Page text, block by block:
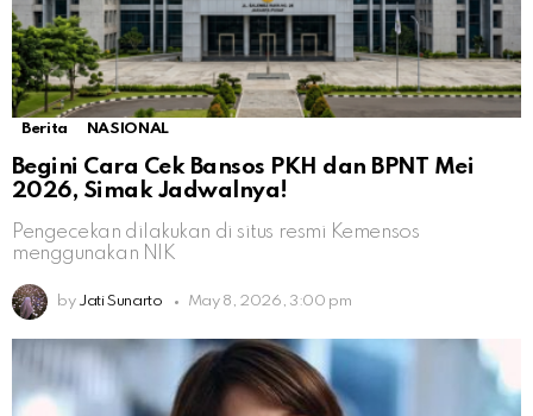
Berita NASIONAL
Begini Cara Cek Bansos PKH dan BPNT Mei
2026, Simak Jadwalnya!
Pengecekan dilakukan di situs resmi Kemensos
menggunakan NIK
by Jati Sunarto May 8, 2026, 3:00 pm